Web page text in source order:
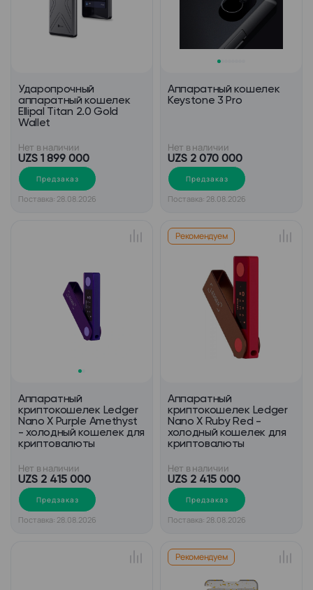
Ударопрочный
аппаратный кошелек
Ellipal Titan 2.0 Gold
Wallet
Нет в наличии
UZS 1 899 000
Предзаказ
Поставка: 28.08.2026
Аппаратный кошелек
Keystone 3 Pro
Нет в наличии
UZS 2 070 000
Предзаказ
Поставка: 28.08.2026
Аппаратный
криптокошелек Ledger
Nano X Purple Amethyst
- холодный кошелек для
криптовалюты
Нет в наличии
UZS 2 415 000
Предзаказ
Поставка: 28.08.2026
Рекомендуем
Аппаратный
криптокошелек Ledger
Nano X Ruby Red -
холодный кошелек для
криптовалюты
Нет в наличии
UZS 2 415 000
Предзаказ
Поставка: 28.08.2026
Рекомендуем